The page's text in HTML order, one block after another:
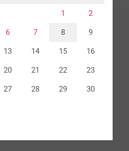
1 2
6 7 8 9
13 14 15 16
20 21 22 23
27 28 29 30